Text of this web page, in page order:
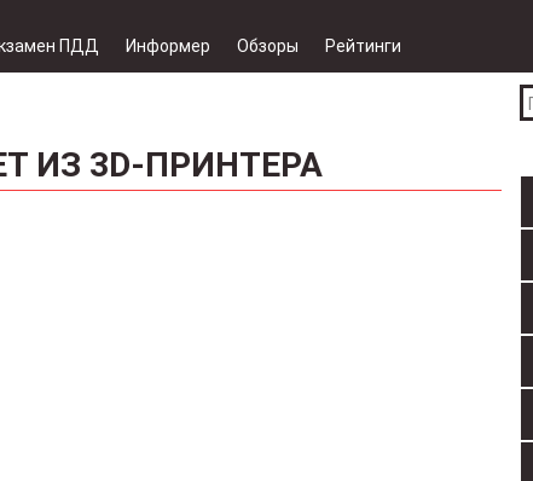
ПДД Информер Обзоры Рейтинги
ИЗ 3D-ПРИНТЕРА